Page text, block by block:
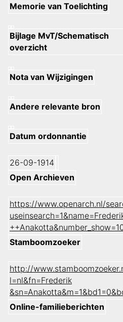
Memorie van Toelichting
Bijlage MvT/Schematisch
overzicht
Nota van Wijzigingen
Andere relevante bron
Datum ordonnantie
26-09-1914
Open Archieven
https://www.openarch.nl/
Stamboomzoeker
http://
l=nl&fn=Frederik
Online-familieberichten